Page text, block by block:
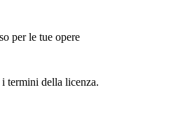
per le tue opere
termini della licenza.